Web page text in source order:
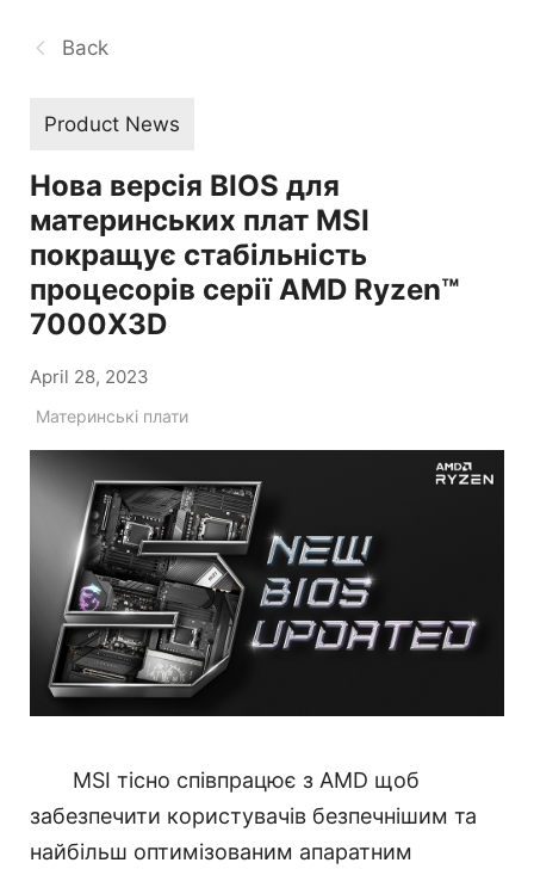
Back
Product News
Нова версія BIOS для
материнських плат MSI
покращує стабільність
процесорів серії AMD Ryzen™
7000X3D
April 28, 2023
Материнські плати
MSI тісно співпрацює з AMD щоб
забезпечити користувачів безпечнішим та
найбільш оптимізованим апаратним